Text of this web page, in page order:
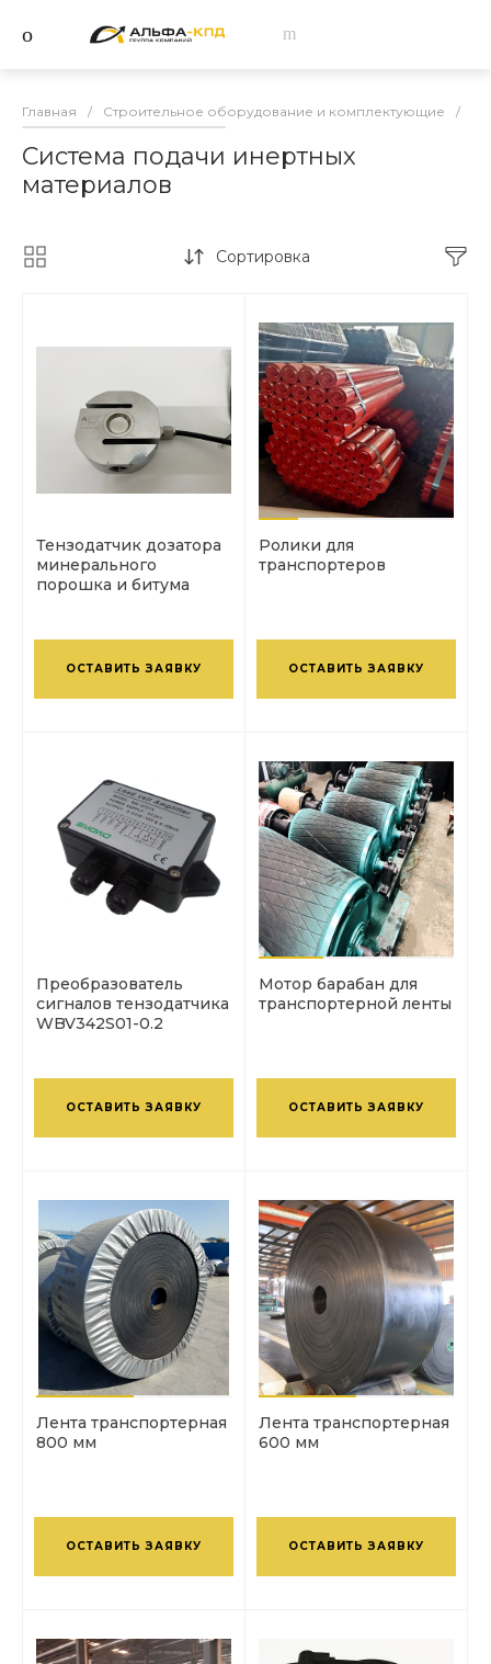
Главная / Строительное оборудование и комплектующие /
Система подачи инертных
материалов
Сортировка
Тензодатчик дозатора
минерального
порошка и битума
ОСТАВИТЬ ЗАЯВКУ
Ролики для
транспортеров
ОСТАВИТЬ ЗАЯВКУ
Преобразователь
сигналов тензодатчика
WBV342S01-0.2
ОСТАВИТЬ ЗАЯВКУ
Мотор барабан для
транспортерной ленты
ОСТАВИТЬ ЗАЯВКУ
Лента транспортерная
800 мм
ОСТАВИТЬ ЗАЯВКУ
Лента транспортерная
600 мм
ОСТАВИТЬ ЗАЯВКУ